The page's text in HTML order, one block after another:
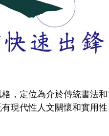
，定位為介於傳統書法
現代性人文關懷和實用性